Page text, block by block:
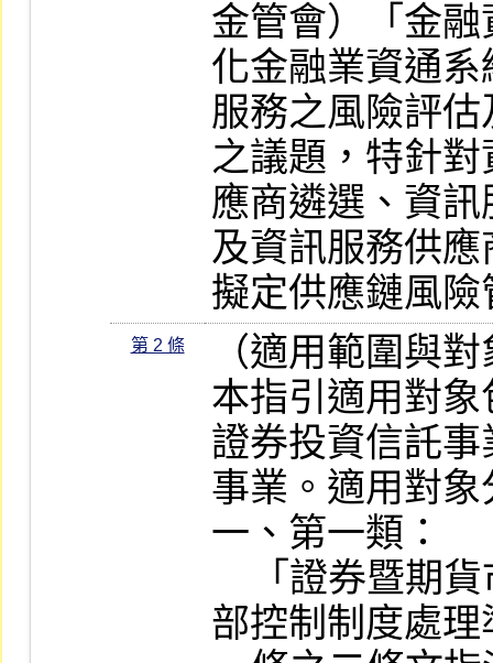
金管會）「金
化金融業資通
服務之風險評
之議題，特針
應商遴選、資
及資訊服務供
擬定供應鏈風
第 2 條
（適用範圍與
本指引適用對
證券投資信託
事業。適用對
一、第一類：
部控制制度處